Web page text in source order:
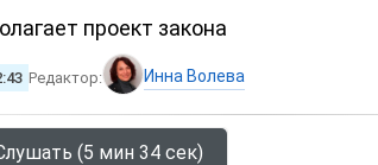
проект закона
Редактор: Инна Волева
(5 мин 34 сек)